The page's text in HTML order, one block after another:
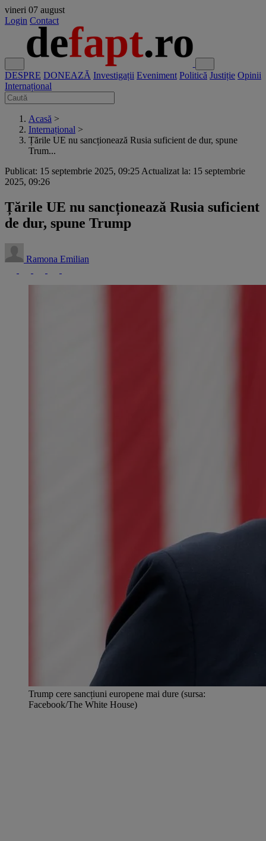
vineri 07 august
Login Contact
DESPRE DONEAZĂ Investigații Eveniment Politică Justiție Opinii
Internațional
Acasă >
Internațional >
Țările UE nu sancționează Rusia suficient de dur, spune
Trum...
Publicat: 15 septembrie 2025, 09:25 Actualizat la: 15 septembrie
2025, 09:26
Țările UE nu sancționează Rusia suficient
de dur, spune Trump
Ramona Emilian
Trump cere sancțiuni europene mai dure (sursa:
Facebook/The White House)